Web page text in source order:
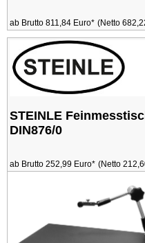
ab Brutto 811,84 Euro* (Netto
STEINLE
DIN876/0
ab Brutto 252,99 Euro* (Netto